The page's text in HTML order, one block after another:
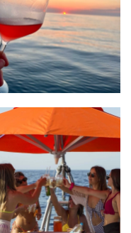
AGRANDIR
AGRANDIR